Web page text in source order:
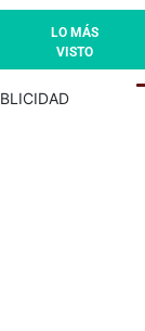
LO MÁS
VISTO